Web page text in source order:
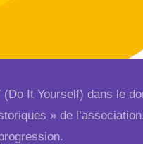
It Yourself) dans le
» de l’association.